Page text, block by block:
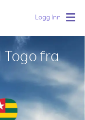
Logg Inn
Togo fra